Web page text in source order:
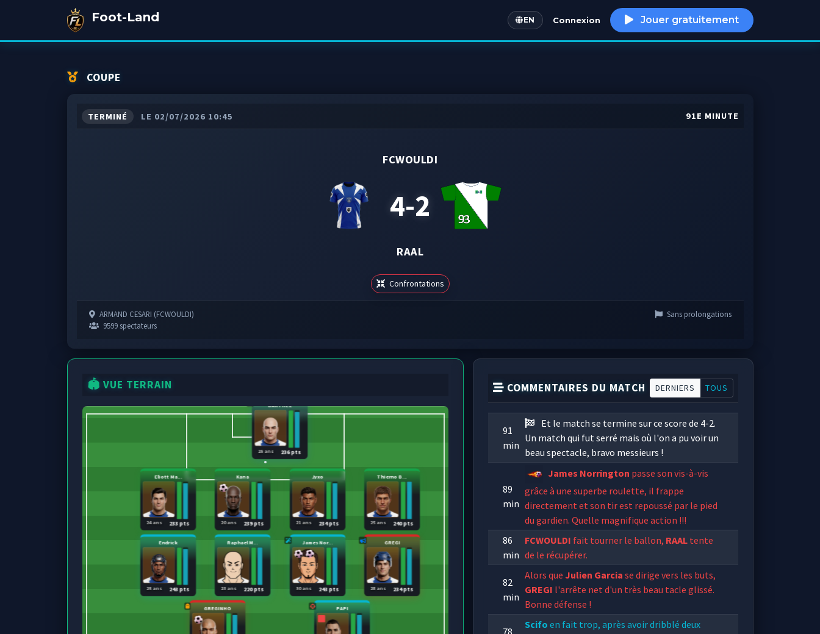
Foot-Land EN
English Connexion Jouer gratuitement
COUPE
TERMINÉ LE 02/07/2026 10:45 91E MINUTE
FCWOULDI
4-2
RAAL
Confrontations
ARMAND CESARI (FCWOULDI)
9599 spectateurs
Sans prolongations
🏟️ VUE TERRAIN
BARTHEZ
236 pts
25 ans
Eliott Ma...
233 pts
24 ans
Kana
239 pts
20 ans
Jyxo
234 pts
21 ans
Thierno B...
240 pts
25 ans
Endrick
243 pts
25 ans
Raphael M...
220 pts
23 ans
James Nor...
243 pts
30 ans
GREGI
234 pts
28 ans
GREGINHO PAPI
COMMENTAIRES DU MATCH DERNIERS TOUS
91
min
Et le match se termine sur ce score de 4-2.
Un match qui fut serré mais où l'on a pu voir un
beau spectacle, bravo messieurs !
89
min
James Norrington passe son vis-à-vis
grâce à une superbe roulette, il frappe
directement et son tir est repoussé par le pied
du gardien. Quelle magnifique action !!!
86
min
FCWOULDI fait tourner le ballon, RAAL tente
de le récupérer.
82
min
Alors queJulien Garcia se dirige vers les buts,
GREGI l'arrête net d'un très beau tacle glissé.
Bonne défense !
78
Scifo en fait trop, après avoir dribblé deux